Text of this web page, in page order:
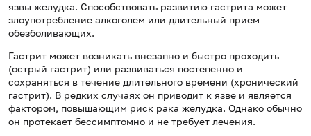
язвы желудка. Способствовать развитию гастрита может
злоупотребление алкоголем или длительный прием
обезболивающих.
Гастрит может возникать внезапно и быстро проходить
(острый гастрит) или развиваться постепенно и
сохраняться в течение длительного времени (хронический
гастрит). В редких случаях он приводит к язве и является
фактором, повышающим риск рака желудка. Однако обычно
он протекает бессимптомно и не требует лечения.